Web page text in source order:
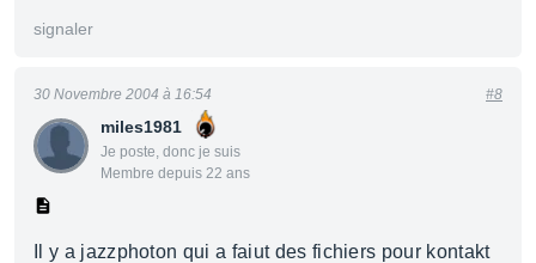
signaler
miles1981
Je poste, donc je suis
Membre depuis 22 ans
30 Novembre 2004 à 16:54 #8
Il y a jazzphoton qui a faiut des fichiers pour kontakt